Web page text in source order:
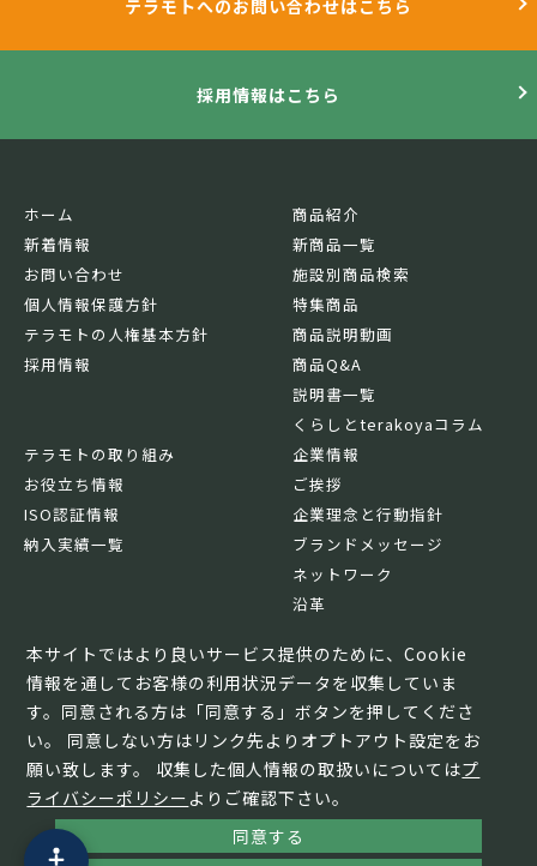
本サイトではより良いサービス提供のために、Cookie
情報を通してお客様の利用状況データを収集していま
す。同意される方は「同意する」ボタンを押してくださ
い。 同意しない方はリンク先よりオプトアウト設定をお
願い致します。 収集した個人情報の取扱いについてはプ
ライバシーポリシー よりご確認下さい。
同意する
テラモトへのお問い合わせはこちら
採用情報はこちら
ホーム
新着情報
お問い合わせ
個人情報保護方針
テラモトの人権基本方針
採用情報
商品紹介
新商品一覧
施設別商品検索
特集商品
商品説明動画
商品Q&A
説明書一覧
くらしとterakoyaコラム
テラモトの取り組み
お役立ち情報
ISO認証情報
納入実績一覧
企業情報
ご挨拶
企業理念と行動指針
ブランドメッセージ
ネットワーク
沿革